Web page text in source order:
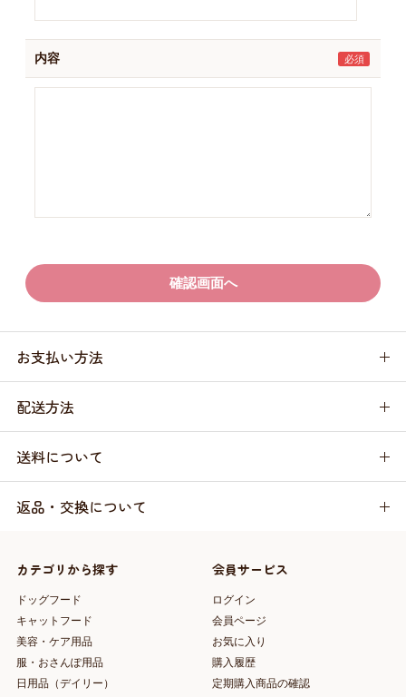
内容
お支払い方法
配送方法
送料について
返品・交換について
カテゴリから探す
ドッグフード
キャットフード
美容・ケア用品
服・おさんぽ用品
日用品（デイリー）
会員サービス
ログイン
会員ページ
お気に入り
購入履歴
定期購入商品の確認